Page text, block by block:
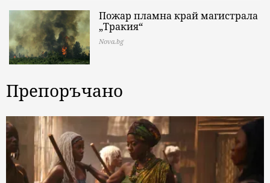
Пожар пламна край магистрала
„Тракия“
Nova.bg
Препоръчано